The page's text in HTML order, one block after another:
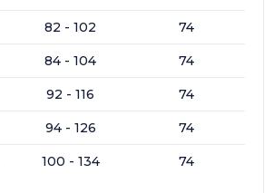
82 - 102 74
84 - 104 74
92 - 116 74
94 - 126 74
100 - 134 74